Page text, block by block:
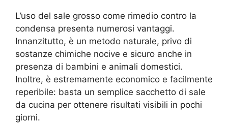
L’uso del sale grosso come rimedio contro la
condensa presenta numerosi vantaggi.
Innanzitutto, è un metodo naturale, privo di
sostanze chimiche nocive e sicuro anche in
presenza di bambini e animali domestici.
Inoltre, è estremamente economico e facilmente
reperibile: basta un semplice sacchetto di sale
da cucina per ottenere risultati visibili in pochi
giorni.